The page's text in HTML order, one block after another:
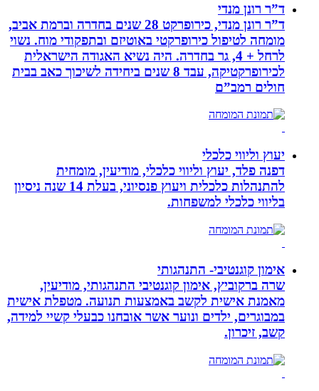
ד”ר רונן מנדי
ד”ר רונן מנדי, כירופרקט 28 שנים בחדרה וברמת אביב,
מומחה לטיפול כירופרקטי באוטיזם ובתפקודי מוח. נשוי
לרחל + 4, גר בחדרה. היה נשיא האגודה הישראלית
לכירופרקטיקה, עבד 8 שנים ביחידה לשיכוך כאב בבית
חולים רמב”ם
יעוץ וליווי כלכלי
דפנה פלד, יעוץ וליווי כלכלי, מודיעין, מומחית
להתנהלות כלכלית ויעוץ פנסיוני, בעלת 14 שנה ניסיון
בליווי כלכלי למשפחות.
אימון קוגנטיבי- התנהגותי
שרה ברקוביץ, אימון קוגנטיבי התנהגותי, מודיעין,
מאמנת אישית לקשב באמצעות תנועה. מטפלת אישית
במבוגרים, ילדים ונוער אשר אובחנו כבעלי קשיי למידה,
קשב, זיכרון.